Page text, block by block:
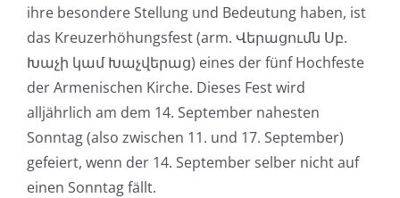
ihre besondere Stellung und Bedeutung haben, ist
das Kreuzerhöhungsfest (arm. Վերացումն Սբ.
Խաչի կամ Խաչվերաց) eines der fünf Hochfeste
der Armenischen Kirche. Dieses Fest wird
alljährlich am dem 14. September nahesten
Sonntag (also zwischen 11. und 17. September)
gefeiert, wenn der 14. September selber nicht auf
einen Sonntag fällt.